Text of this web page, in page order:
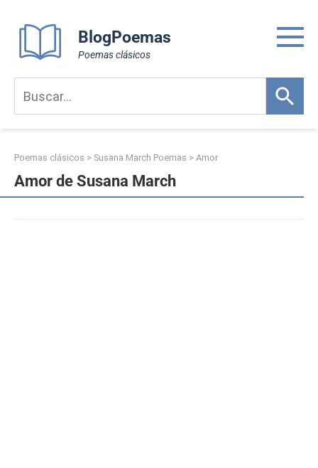
content
BlogPoemas
Poemas clásicos
Poemas clásicos > Susana March Poemas > Amor
Amor de Susana March